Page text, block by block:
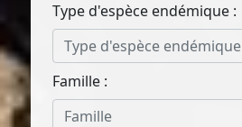
Type d'espèce endémique :
Type d'espèce endémique
Famille :
Famille